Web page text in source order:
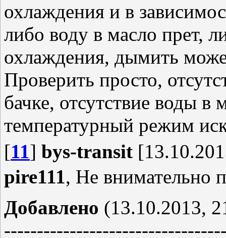
охлаждения и в
либо воду в масло прет,
охлаждения, дымить
Проверить просто,
бачке, отсутствие воды
температурный режим
[11] bys-transit
pire111, Не внимательно
Добавлено (13.10.2013,